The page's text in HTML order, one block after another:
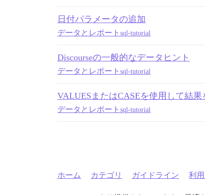
日付パラメータの追加
データとレポート sql-tutorial
Discourseの一般的なデータヒント
データとレポート sql-tutorial
VALUESまたはCASEを使用して結
データとレポート sql-tutorial
ホーム カテゴリ ガイドライン 利